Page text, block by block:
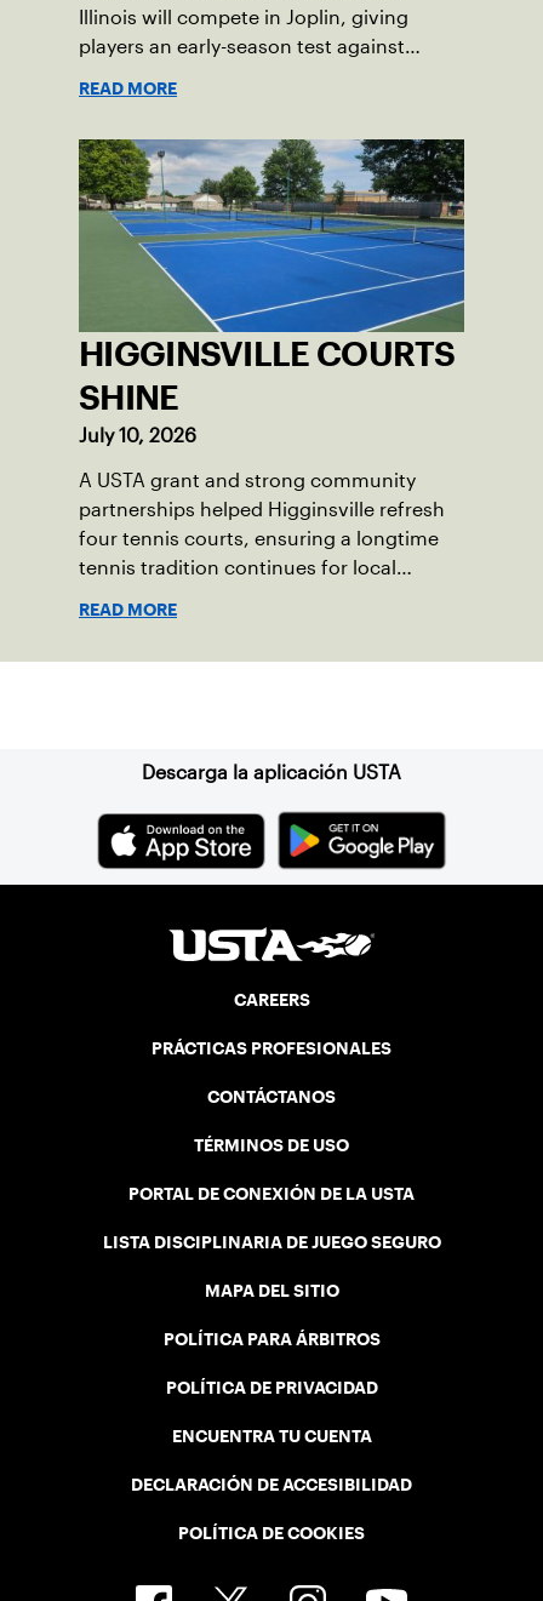
Illinois will compete in Joplin, giving
players an early-season test against
READ MORE
HIGGINSVILLE COURTS
SHINE
July 10, 2026
A USTA grant and strong community
partnerships helped Higginsville refresh
four tennis courts, ensuring a longtime
tennis tradition continues for local
READ MORE
Descarga la aplicación USTA
CAREERS
PRÁCTICAS PROFESIONALES
CONTÁCTANOS
TÉRMINOS DE USO
PORTAL DE CONEXIÓN DE LA USTA
LISTA DISCIPLINARIA DE JUEGO SEGURO
MAPA DEL SITIO
POLÍTICA PARA ÁRBITROS
POLÍTICA DE PRIVACIDAD
ENCUENTRA TU CUENTA
DECLARACIÓN DE ACCESIBILIDAD
POLÍTICA DE COOKIES